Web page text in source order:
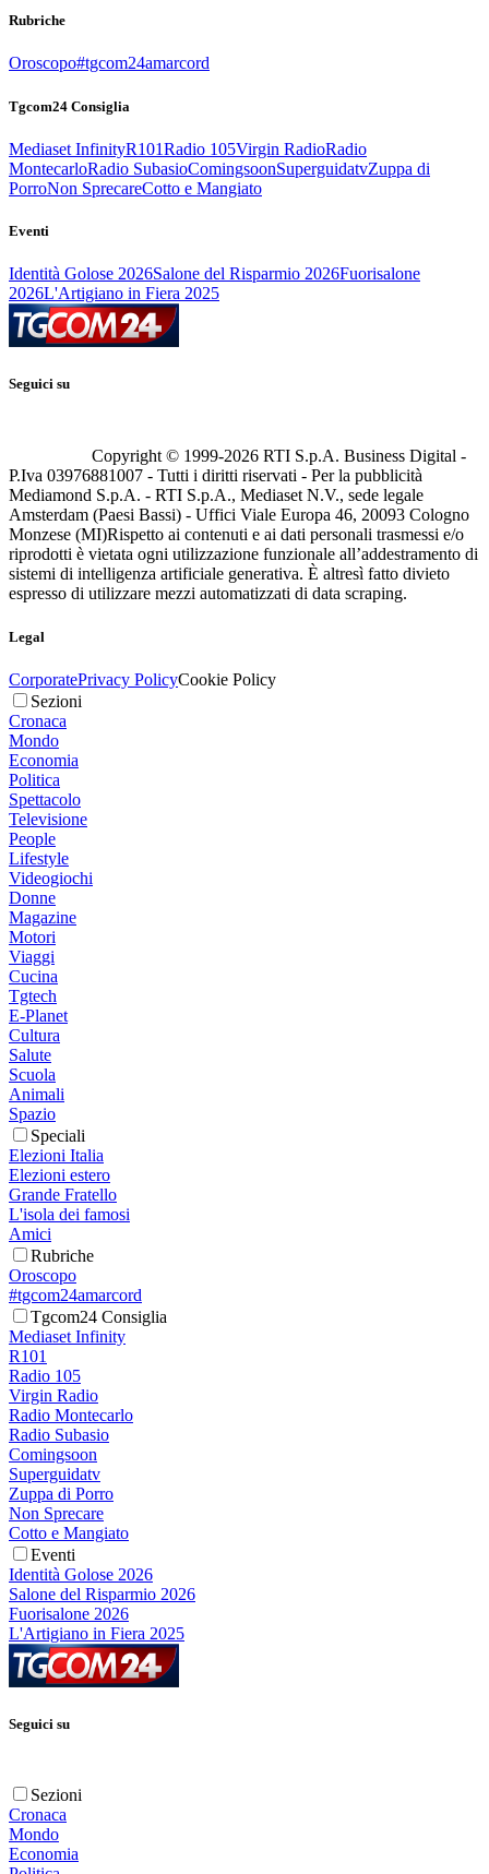
Rubriche
Oroscopo#tgcom24amarcord
Tgcom24 Consiglia
Mediaset InfinityR101Radio 105Virgin RadioRadio
MontecarloRadio SubasioComingsoonSuperguidatvZuppa di
PorroNon SprecareCotto e Mangiato
Eventi
Identità Golose 2026Salone del Risparmio 2026Fuorisalone
2026L'Artigiano in Fiera 2025
Seguici su
Copyright © 1999-2026 RTI S.p.A. Business Digital -
P.Iva 03976881007 - Tutti i diritti riservati - Per la pubblicità
Mediamond S.p.A. - RTI S.p.A., Mediaset N.V., sede legale
Amsterdam (Paesi Bassi) - Uffici Viale Europa 46, 20093 Cologno
Monzese (MI)Rispetto ai contenuti e ai dati personali trasmessi e/o
riprodotti è vietata ogni utilizzazione funzionale all’addestramento di
sistemi di intelligenza artificiale generativa. È altresì fatto divieto
espresso di utilizzare mezzi automatizzati di data scraping.
Legal
CorporatePrivacy PolicyCookie Policy
Sezioni
Cronaca
Mondo
Economia
Politica
Spettacolo
Televisione
People
Lifestyle
Videogiochi
Donne
Magazine
Motori
Viaggi
Cucina
Tgtech
E-Planet
Cultura
Salute
Scuola
Animali
Spazio
Speciali
Elezioni Italia
Elezioni estero
Grande Fratello
L'isola dei famosi
Amici
Rubriche
Oroscopo
#tgcom24amarcord
Tgcom24 Consiglia
Mediaset Infinity
R101
Radio 105
Virgin Radio
Radio Montecarlo
Radio Subasio
Comingsoon
Superguidatv
Zuppa di Porro
Non Sprecare
Cotto e Mangiato
Eventi
Identità Golose 2026
Salone del Risparmio 2026
Fuorisalone 2026
L'Artigiano in Fiera 2025
Seguici su
Sezioni
Cronaca
Mondo
Economia